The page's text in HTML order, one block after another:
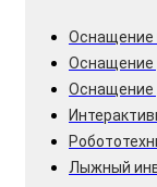
Оснащение
Оснащение
Оснащение
Лыжный